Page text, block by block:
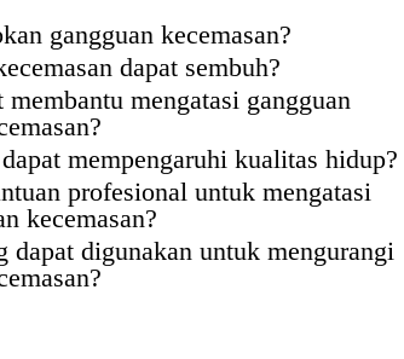
gangguan kecemasan?
dapat sembuh?
mengatasi gangguan
mempengaruhi kualitas hidup?
profesional untuk mengatasi
kecemasan?
digunakan untuk mengurangi